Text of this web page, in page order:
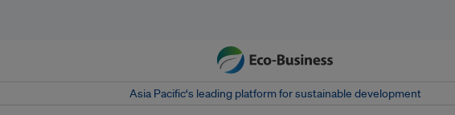
Asia Pacific‘s leading platform for sustainable development